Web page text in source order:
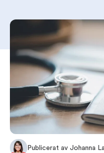
Publicerat av Johanna